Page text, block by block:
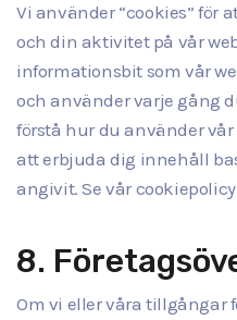
Vi använder “cookies” för
och din aktivitet på vår
informationsbit som vår
och använder varje gång
förstå hur du använder
att erbjuda dig innehåll
angivit. Se vår
8.
Om vi eller våra tillgångar